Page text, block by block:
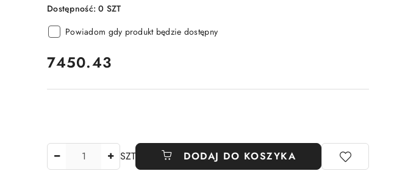
Dostępność:0 SZT
Powiadom gdy produkt będzie dostępny
cena:
7450.43
SZT DODAJ DO KOSZYKA